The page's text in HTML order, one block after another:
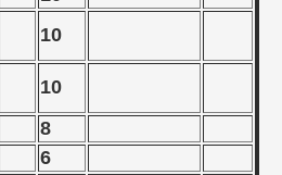
10
10
8
6